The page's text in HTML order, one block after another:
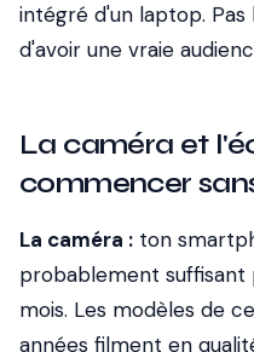
intégré d'un laptop. Pas
d'avoir une vraie
La caméra et
commencer
La caméra : ton
probablement suffisant
mois. Les modèles de
années filment en